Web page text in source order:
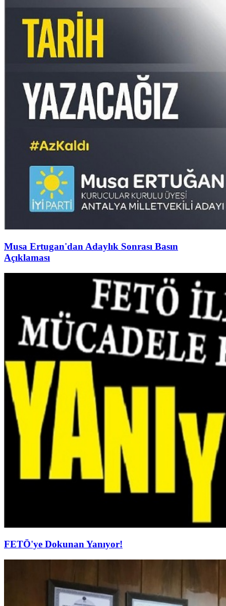
Musa Ertugan'dan Adaylık Sonrası Basın
Açıklaması
FETÖ'ye Dokunan Yanıyor!